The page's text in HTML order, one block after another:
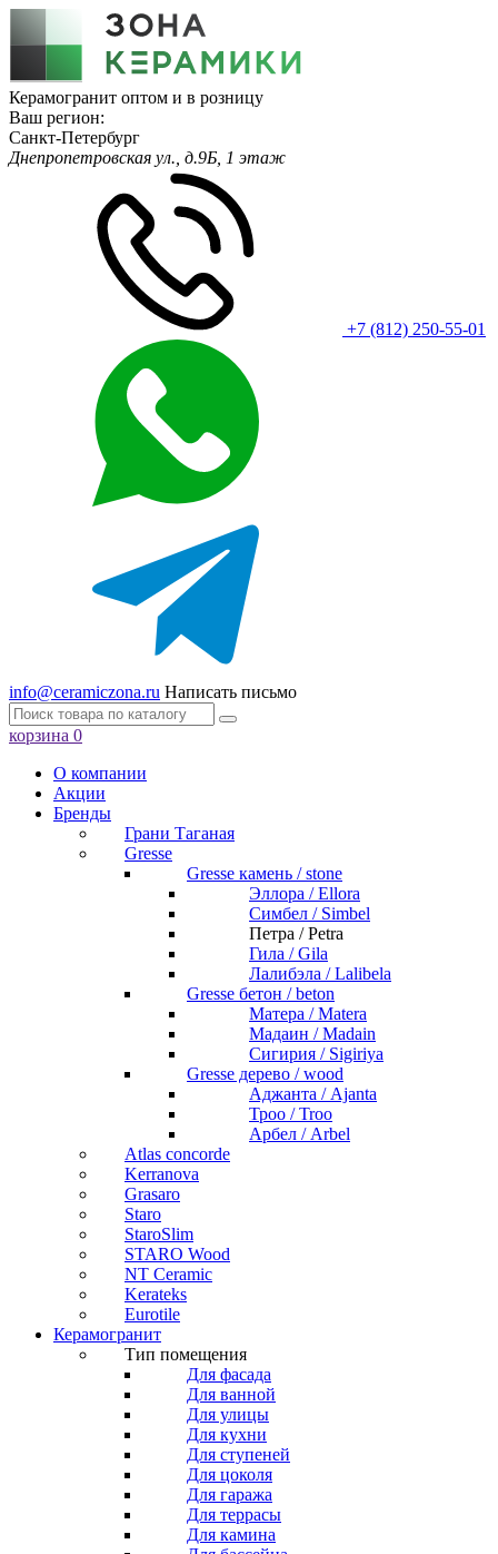
Керамогранит оптом и в розницу
Ваш регион:
Санкт-Петербург
Днепропетровская ул., д.9Б, 1 этаж
+7 (812) 250-55-01
info@ceramiczona.ru Написать письмо
корзина 0
О компании
Акции
Бренды
Грани Таганая
Gresse
Gresse камень / stone
Эллора / Ellora
Симбел / Simbel
Петра / Petra
Гила / Gila
Лалибэла / Lalibela
Gresse бетон / beton
Матера / Matera
Мадаин / Madain
Сигирия / Sigiriya
Gresse дерево / wood
Аджанта / Ajanta
Троо / Troo
Арбел / Arbel
Atlas concorde
Kerranova
Grasaro
Staro
StaroSlim
STARO Wood
NT Ceramic
Kerateks
Eurotile
Керамогранит
Тип помещения
Для фасада
Для ванной
Для улицы
Для кухни
Для ступеней
Для цоколя
Для гаража
Для террасы
Для камина